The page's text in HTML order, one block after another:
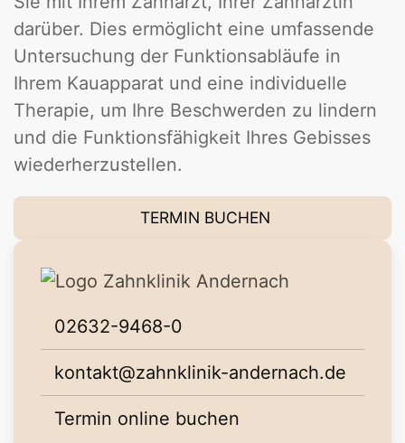
darüber. Dies ermöglicht eine umfassende
Untersuchung der Funktionsabläufe in
Ihrem Kauapparat und eine individuelle
Therapie, um Ihre Beschwerden zu lindern
und die Funktionsfähigkeit Ihres Gebisses
wiederherzustellen.
TERMIN BUCHEN
02632-9468-0
kontakt@zahnklinik-andernach.de
Termin online buchen